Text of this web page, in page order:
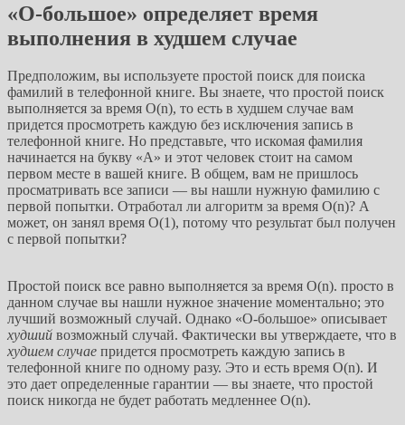
«О-большое» определяет время
выполнения в худшем случае
Предположим, вы используете простой поиск для поиска
фамилий в телефонной книге. Вы знаете, что простой поиск
выполняется за время O(n), то есть в худшем случае вам
придется просмотреть каждую без исключения запись в
телефонной книге. Но представьте, что искомая фамилия
начинается на букву «А» и этот человек стоит на самом
первом месте в вашей книге. В общем, вам не пришлось
просматривать все записи — вы нашли нужную фамилию с
первой попытки. Отработал ли алгоритм за время O(n)? А
может, он занял время O(1), потому что результат был получен
с первой попытки?
Простой поиск все равно выполняется за время O(n). просто в
данном случае вы нашли нужное значение моментально; это
лучший возможный случай. Однако «О-большое» описывает
худший возможный случай. Фактически вы утверждаете, что в
худшем случае придется просмотреть каждую запись в
телефонной книге по одному разу. Это и есть время O(n). И
это дает определенные гарантии — вы знаете, что простой
поиск никогда не будет работать медленнее O(n).